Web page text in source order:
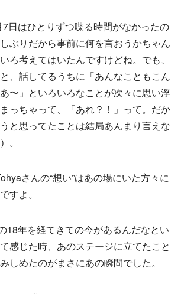
日はひとりずつ喋る時間がなかったの
ぶりだから事前に何を言おうかちゃん
ろ考えてはいたんですけどね。でも、
、話してるうちに「あんなこともこん
〜」といろいろなことが次々に思い浮
っちゃって、「あれ？！」って。だか
と思ってたことは結局あんまり言えな
。
さんの“想い”はあの場にいた方々に
すよ。
18年を経てきての今があるんだなとい
感じた時、あのステージに立てたこと
しめたのがまさにあの瞬間でした。